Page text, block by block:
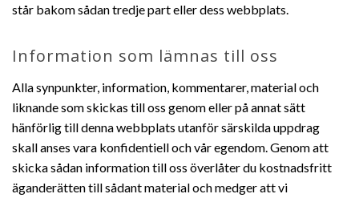
står bakom sådan tredje part eller dess webbplats.
Information som lämnas till oss
Alla synpunkter, information, kommentarer, material och
liknande som skickas till oss genom eller på annat sätt
hänförlig till denna webbplats utanför särskilda uppdrag
skall anses vara konfidentiell och vår egendom. Genom att
skicka sådan information till oss överlåter du kostnadsfritt
äganderätten till sådant material och medger att vi